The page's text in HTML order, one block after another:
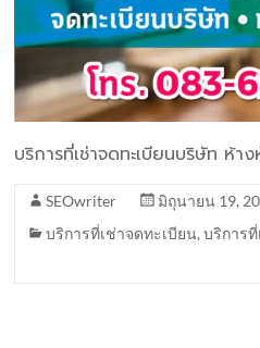
บริการที่เช่าจดทะเบียนบริษัท ห้า
SEOwriter
มิถุนายน 19,
บริการที่เช่าจดทะเบียน,บริการ